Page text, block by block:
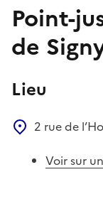
Point-
de
Lieu
2 rue de
Voir sur